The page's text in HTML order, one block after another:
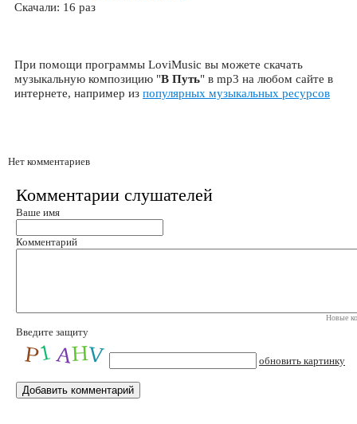
Скачали: 16 раз
При помощи программы LoviMusic вы можете скачать
музыкальную композицию "В Путь" в mp3 на любом сайте в
интернете, например из популярных музыкальных ресурсов
Нет комментариев
Комментарии слушателей
Ваше имя
Комментарий
Новые
Введите защиту
обновить картинку